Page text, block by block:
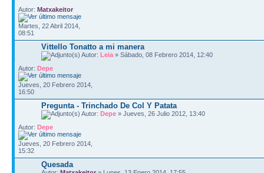
Autor: Matxakeitor
Martes, 22 Abril 2014,
08:51
Vittello Tonatto a mi manera
Autor: Leia » Sábado, 08 Febrero 2014, 12:40
Autor: Depe
Jueves, 20 Febrero 2014,
16:50
Pregunta - Trinchado De Col Y Patata
Autor: Depe » Jueves, 26 Julio 2012, 13:40
Autor: Depe
Jueves, 20 Febrero 2014,
15:32
Quesada